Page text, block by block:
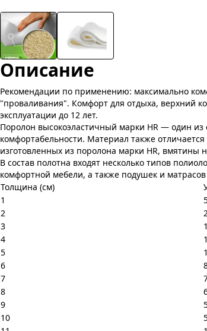
Описание
Рекомендации по применению: максимально
"проваливания". Комфорт для отдыха, верхний
эксплуатации до 12 лет.
Поролон высокоэластичный марки HR — один
комфортабельности. Материал также
изготовленных из поролона марки HR, вмятины
В состав полотна входят несколько типов
комфортной мебели, а также подушек и матрасов
Толщина (см)
1
2
3
4
5
6
7
8
9
10